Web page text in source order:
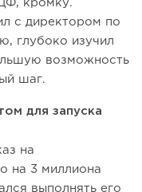
кромку.
с директором по
глубоко изучил
возможность
шаг.
для запуска
на
на 3 миллиона
выполнять его